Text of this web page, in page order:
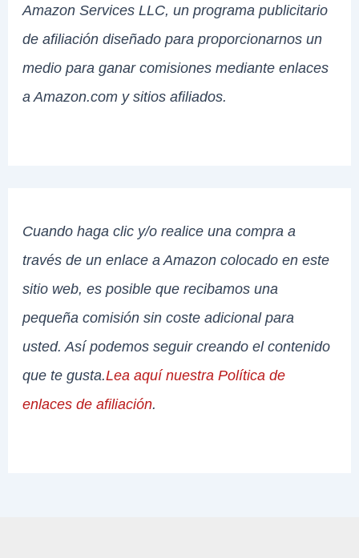
Amazon Services LLC, un programa publicitario
de afiliación diseñado para proporcionarnos un
medio para ganar comisiones mediante enlaces
a Amazon.com y sitios afiliados.
Cuando haga clic y/o realice una compra a
través de un enlace a Amazon colocado en este
sitio web, es posible que recibamos una
pequeña comisión sin coste adicional para
usted. Así podemos seguir creando el contenido
que te gusta.Lea aquí nuestra Política de
enlaces de afiliación.